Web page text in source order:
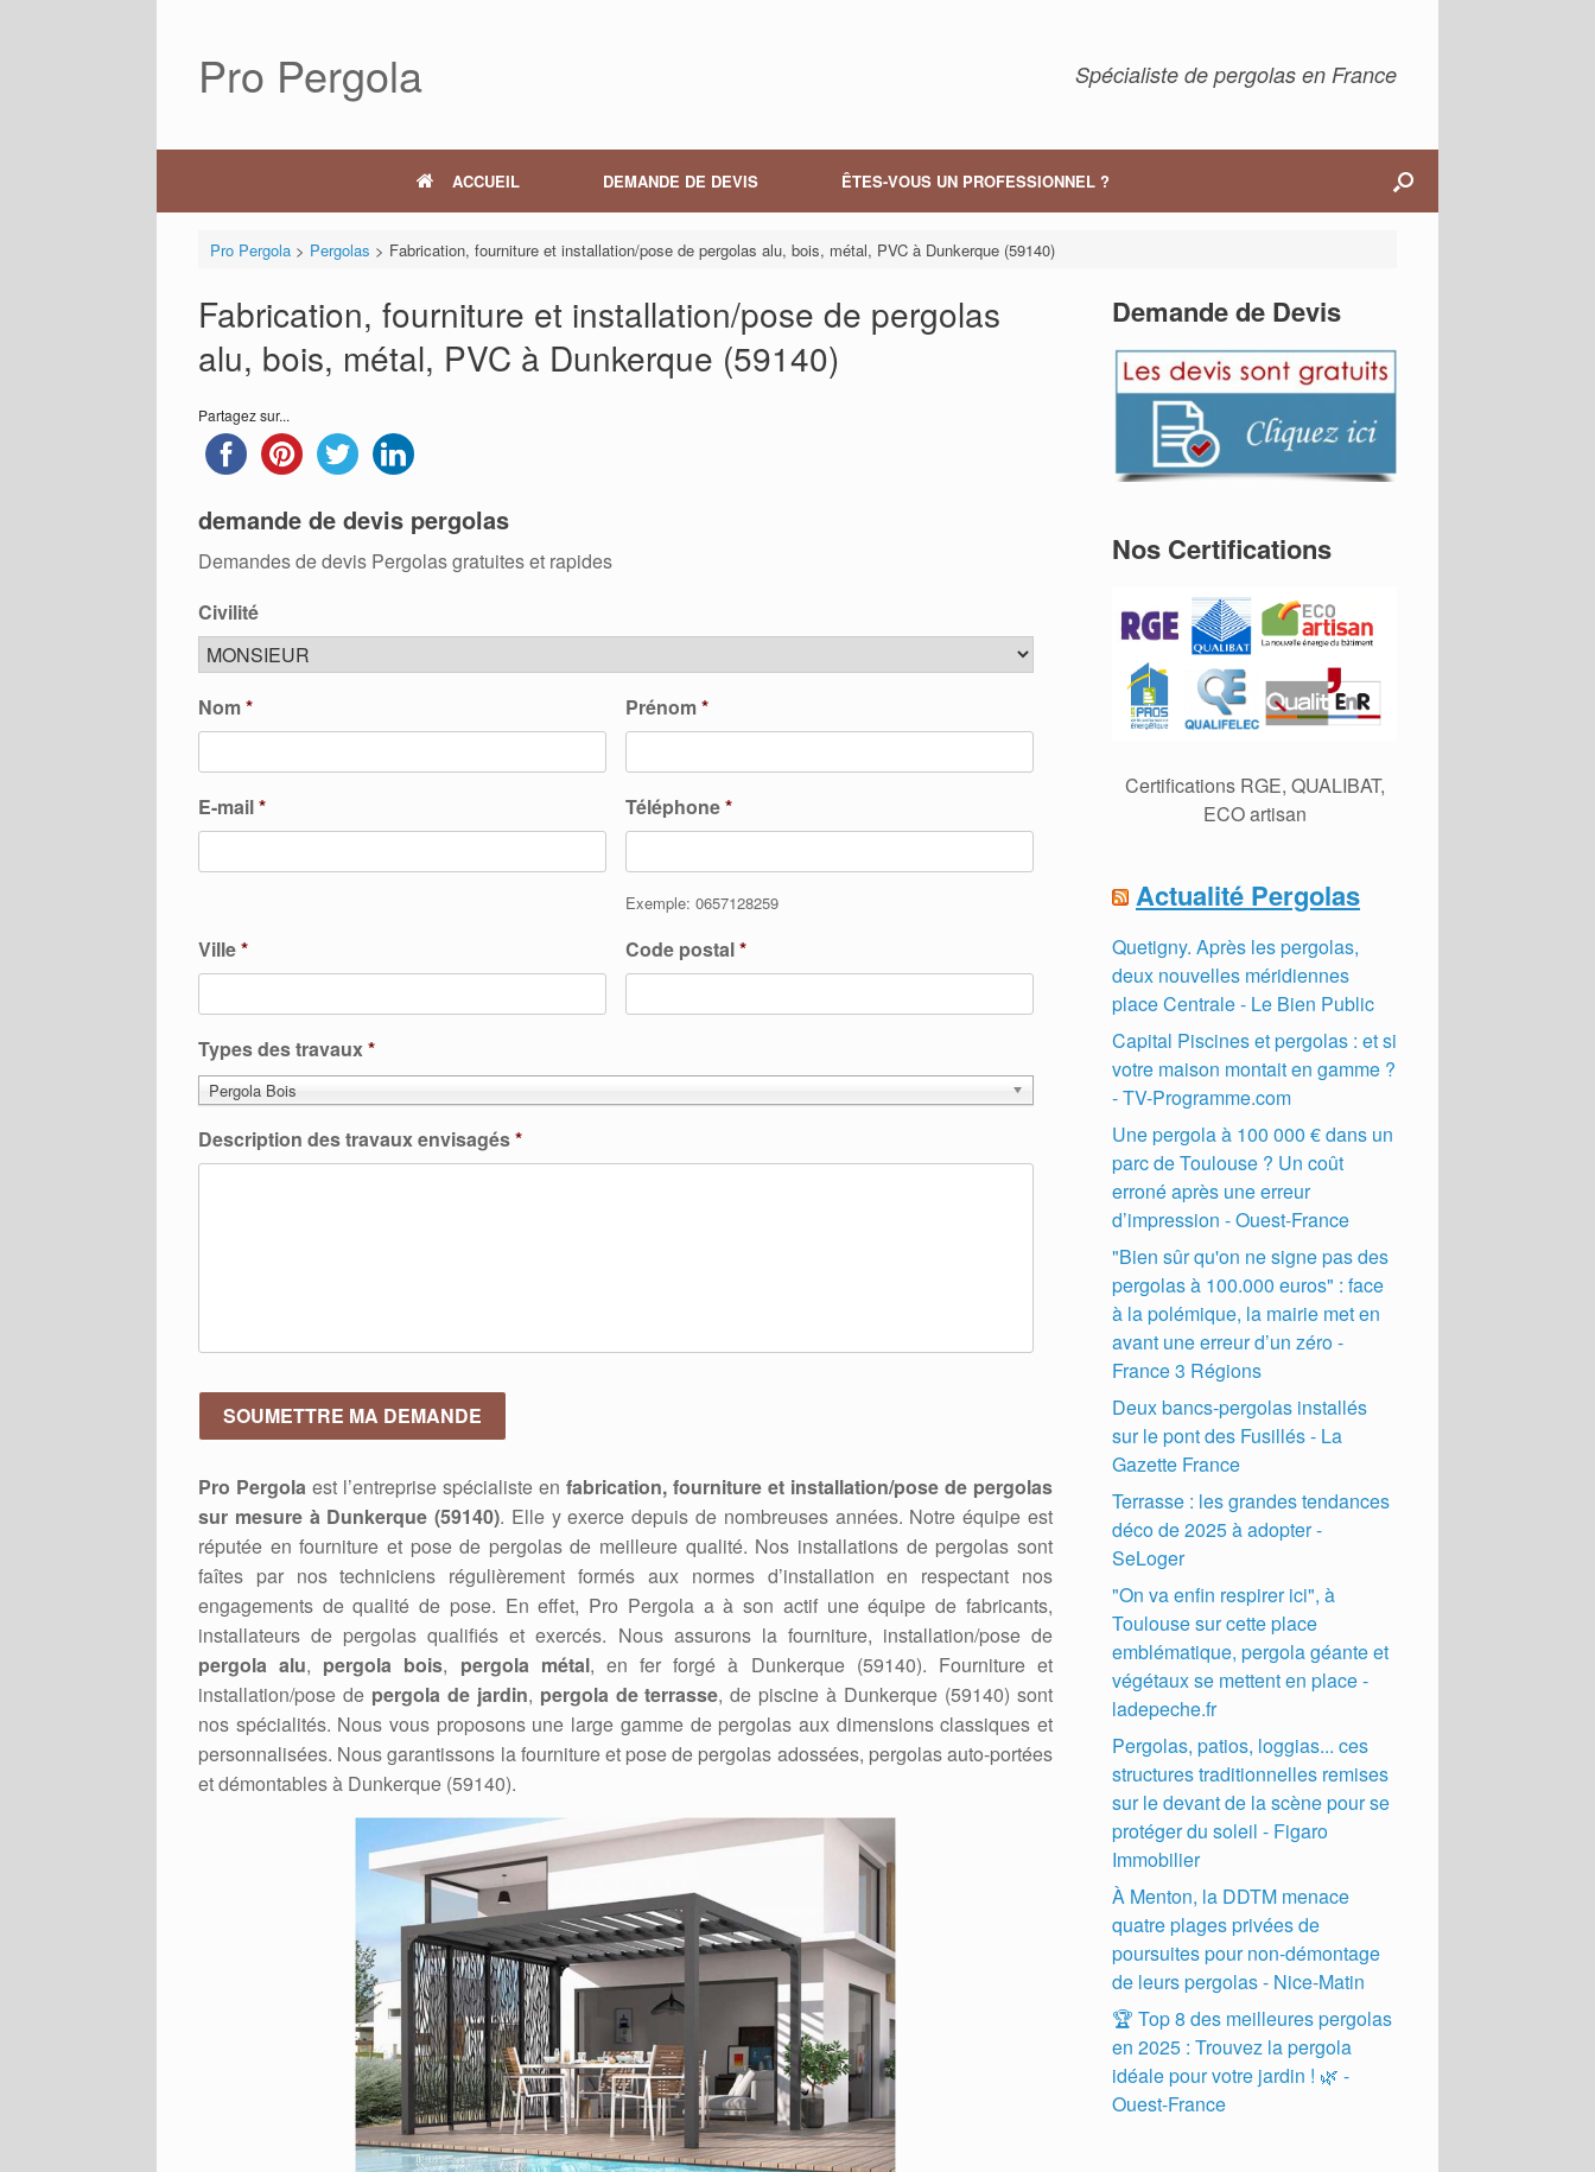
contentPro Pergola Spécialiste de pergolas en France
ACCUEIL DEMANDE DE DEVIS ÊTES-VOUS UN PROFESSIONNEL ?
Pro Pergola> Pergolas > Fabrication, fourniture et installation/pose de pergolas alu, bois, métal, PVC à Dunkerque (59140)
Fabrication, fourniture et installation/pose de pergolas
alu, bois, métal, PVC à Dunkerque (59140)
Partagez sur...
demande de devis pergolas
Demandes de devis Pergolas gratuites et rapides
Civilité
Nom* Prénom*
E-mail* Téléphone*
Exemple: 0657128259
Ville* Code postal*
Types des travaux*
Pergola Bois
Description des travaux envisagés*
Pro Pergola est l’entreprise spécialiste en fabrication, fourniture et installation/pose de pergolas
sur mesure à Dunkerque (59140). Elle y exerce depuis de nombreuses années. Notre équipe est
réputée en fourniture et pose de pergolas de meilleure qualité. Nos installations de pergolas sont
faîtes par nos techniciens régulièrement formés aux normes d’installation en respectant nos
engagements de qualité de pose. En effet, Pro Pergola a à son actif une équipe de fabricants,
installateurs de pergolas qualifiés et exercés. Nous assurons la fourniture, installation/pose de
pergola alu, pergola bois, pergola métal, en fer forgé à Dunkerque (59140). Fourniture et
installation/pose de pergola de jardin, pergola de terrasse, de piscine à Dunkerque (59140) sont
nos spécialités. Nous vous proposons une large gamme de pergolas aux dimensions classiques et
personnalisées. Nous garantissons la fourniture et pose de pergolas adossées, pergolas auto-portées
et démontables à Dunkerque (59140).
Demande de Devis
Nos Certifications
Certifications RGE, QUALIBAT,
ECO artisan
Actualité Pergolas
Quetigny. Après les pergolas,
deux nouvelles méridiennes
place Centrale - Le Bien Public
Capital Piscines et pergolas : et si
votre maison montait en gamme ?
- TV-Programme.com
Une pergola à 100 000 € dans un
parc de Toulouse ? Un coût
erroné après une erreur
d’impression - Ouest-France
"Bien sûr qu'on ne signe pas des
pergolas à 100.000 euros" : face
à la polémique, la mairie met en
avant une erreur d’un zéro -
France 3 Régions
Deux bancs-pergolas installés
sur le pont des Fusillés - La
Gazette France
Terrasse : les grandes tendances
déco de 2025 à adopter -
SeLoger
"On va enfin respirer ici", à
Toulouse sur cette place
emblématique, pergola géante et
végétaux se mettent en place -
ladepeche.fr
Pergolas, patios, loggias... ces
structures traditionnelles remises
sur le devant de la scène pour se
protéger du soleil - Figaro
Immobilier
À Menton, la DDTM menace
quatre plages privées de
poursuites pour non-démontage
de leurs pergolas - Nice-Matin
🏆 Top 8 des meilleures pergolas
en 2025 : Trouvez la pergola
idéale pour votre jardin ! 🌿 -
Ouest-France